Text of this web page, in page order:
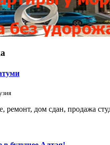
ремонт, дом сдан, продажа